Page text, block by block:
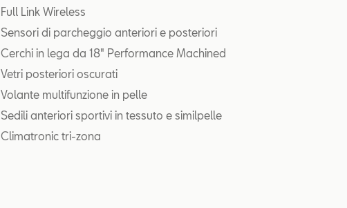
Full Link Wireless
Sensori di parcheggio anteriori e posteriori
Cerchi in lega da 18" Performance Machined
Vetri posteriori oscurati
Volante multifunzione in pelle
Sedili anteriori sportivi in tessuto e similpelle
Climatronic tri-zona